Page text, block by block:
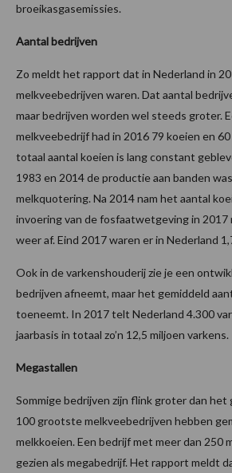
broeikasgasemissies.
Aantal bedrijven
Zo meldt het rapport dat in Nederland in
melkveebedrijven waren. Dat aantal
maar bedrijven worden wel steeds groter.
melkveebedrijf had in 2016 79 koeien en
totaal aantal koeien is lang constant
1983 en 2014 de productie aan banden
melkquotering. Na 2014 nam het aantal
invoering van de fosfaatwetgeving in 2017
weer af. Eind 2017 waren er in Nederland
Ook in de varkenshouderij zie je een
bedrijven afneemt, maar het gemiddeld
toeneemt. In 2017 telt Nederland 4.300
jaarbasis in totaal zo’n 12,5 miljoen varkens.
Megastallen
Sommige bedrijven zijn flink groter dan het
100 grootste melkveebedrijven hebben
melkkoeien. Een bedrijf met meer dan 250
gezien als megabedrijf. Het rapport meldt